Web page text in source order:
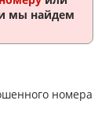
мы найдем
номера